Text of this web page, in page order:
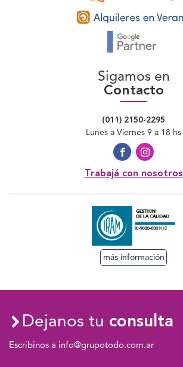
Sigamos en
Contacto
(011) 2150-2295
Lunes a Viernes 9 a 18 hs
Trabajá con nosotros
más información
Dejanos tu consulta
Escribinos a info@grupotodo.com.ar